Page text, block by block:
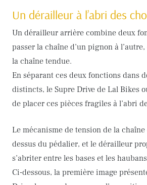
Un dérailleur à l’abri des
Un dérailleur arrière combine deux
passer la chaîne d’un pignon à
la chaîne tendue.
En séparant ces deux fonctions dans
distincts, le Supre Drive de Lal Bikes
de placer ces pièces fragiles à l’abri
Le mécanisme de tension de la
dessus du pédalier, et le dérailleur
s’abriter entre les bases et les
Ci-dessous, la première image